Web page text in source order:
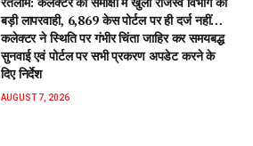
बड़ी लापरवाही, 6,869 केस पोर्टल पर ही दर्ज नहीं…
कलेक्टर ने स्थिति पर गंभीर चिंता जाहिर कर समयबद्ध
सुनवाई एवं पोर्टल पर सभी प्रकरण अपडेट करने के
दिए निर्देश
AUGUST 7, 2026